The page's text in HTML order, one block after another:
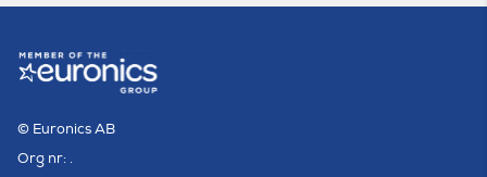
© Euronics AB
Org nr: .